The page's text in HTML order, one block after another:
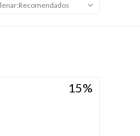
Recomendados
15